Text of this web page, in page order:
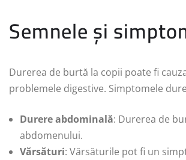
Semnele și
Durerea de burtă la copii poate fi
problemele digestive. Simptomele
Durere abdominală: Durerea de
abdomenului.
Vărsături: Vărsăturile pot fi un